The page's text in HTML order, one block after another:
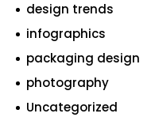
design trends
infographics
packaging design
photography
Uncategorized